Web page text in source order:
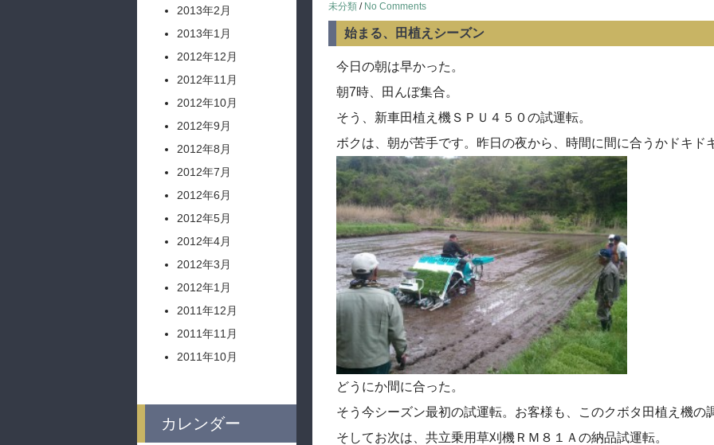
2013年2月
2013年1月
2012年12月
2012年11月
2012年10月
2012年9月
2012年8月
2012年7月
2012年6月
2012年5月
2012年4月
2012年3月
2012年1月
2011年12月
2011年11月
2011年10月
カレンダー
未分類 / No Comments
始まる、田植えシーズン
今日の朝は早かった。
朝7時、田んぼ集合。
そう、新車田植え機ＳＰＵ４５０の試運転。
ボクは、朝が苦手です。昨日の夜から、時間に間に合うかドキド
どうにか間に合った。
そう今シーズン最初の試運転。お客様も、このクボタ田植え機の
そしてお次は、共立乗用草刈機ＲＭ８１Ａの納品試運転。